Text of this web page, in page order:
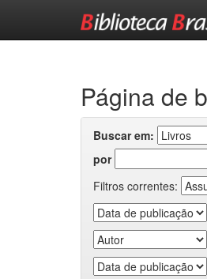
Página de
Buscar em:
por
Filtros correntes: